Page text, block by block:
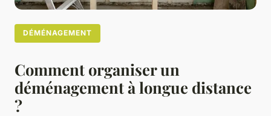
DÉMÉNAGEMENT
Comment organiser un
déménagement à longue distance
?